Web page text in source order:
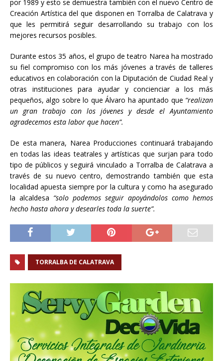
por 1989 y esto se demuestra también con el nuevo Centro de
Creación Artística del que disponen en Torralba de Calatrava y
que les permitirá seguir desarrollando su trabajo con los
mejores recursos posibles.
Durante estos 35 años, el grupo de teatro Narea ha mostrado
su fiel compromiso con los más jóvenes a través de talleres
educativos en colaboración con la Diputación de Ciudad Real y
otras instituciones para ayudar y concienciar a los más
pequeños, algo sobre lo que Álvaro ha apuntado que “realizan
un gran trabajo con los jóvenes y desde el Ayuntamiento
agradecemos esta labor que hacen”.
De esta manera, Narea Producciones continuará trabajando
en todas las ideas teatrales y artísticas que surjan para todo
tipo de públicos y seguirá vinculado a Torralba de Calatrava a
través de su nuevo centro, demostrando también que esta
localidad apuesta siempre por la cultura y como ha asegurado
la alcaldesa “solo podemos seguir apoyándolos como hemos
hecho hasta ahora y desearles toda la suerte”.
TORRALBA DE CALATRAVA